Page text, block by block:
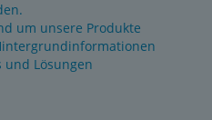
um unsere Produkte
und Lösungen